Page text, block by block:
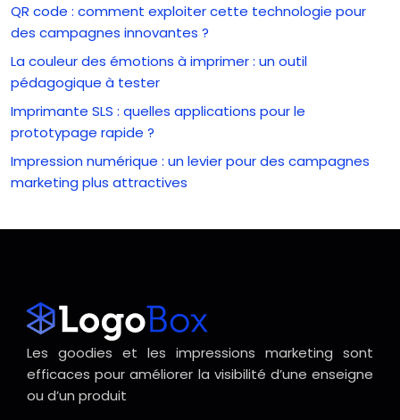
QR code : comment exploiter cette technologie pour
des campagnes innovantes ?
La couleur des émotions à imprimer : un outil
pédagogique à tester
Imprimante SLS : quelles applications pour le
prototypage rapide ?
Impression numérique : un levier pour des campagnes
marketing plus attractives
Les goodies et les impressions marketing sont
efficaces pour améliorer la visibilité d’une enseigne
ou d’un produit